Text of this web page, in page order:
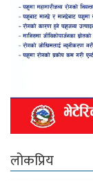
लोकप्रिय